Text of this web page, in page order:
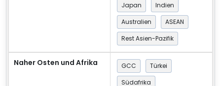
Japan
Indien
Australien
ASEAN
Rest Asien-Pazifik
Naher Osten und Afrika GCC
Türkei
Südafrika